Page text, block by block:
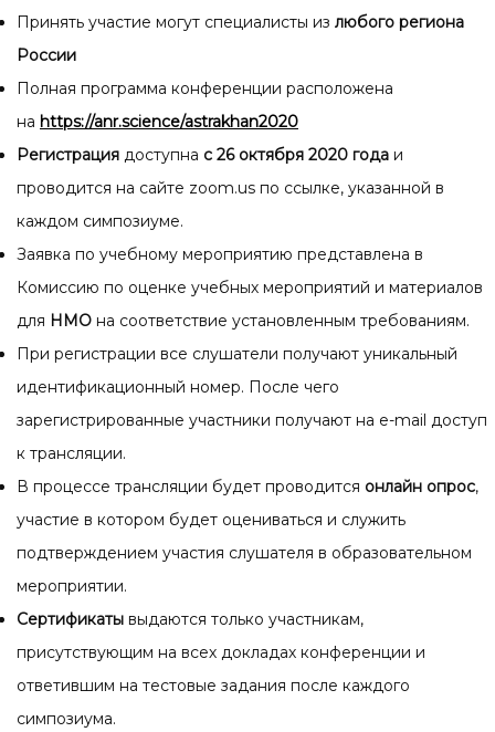
Принять участие могут специалисты из любого региона
России
Полная программа конференции расположена
на https://anr.science/astrakhan2020
Регистрация доступна с 26 октября 2020 года и
проводится на сайте zoom.us по ссылке, указанной в
каждом симпозиуме.
Заявка по учебному мероприятию представлена в
Комиссию по оценке учебных мероприятий и материалов
для НМО на соответствие установленным требованиям.
При регистрации все слушатели получают уникальный
идентификационный номер. После чего
зарегистрированные участники получают на e-mail доступ
к трансляции.
В процессе трансляции будет проводится онлайн опрос,
участие в котором будет оцениваться и служить
подтверждением участия слушателя в образовательном
мероприятии.
Сертификаты выдаются только участникам,
присутствующим на всех докладах конференции и
ответившим на тестовые задания после каждого
симпозиума.